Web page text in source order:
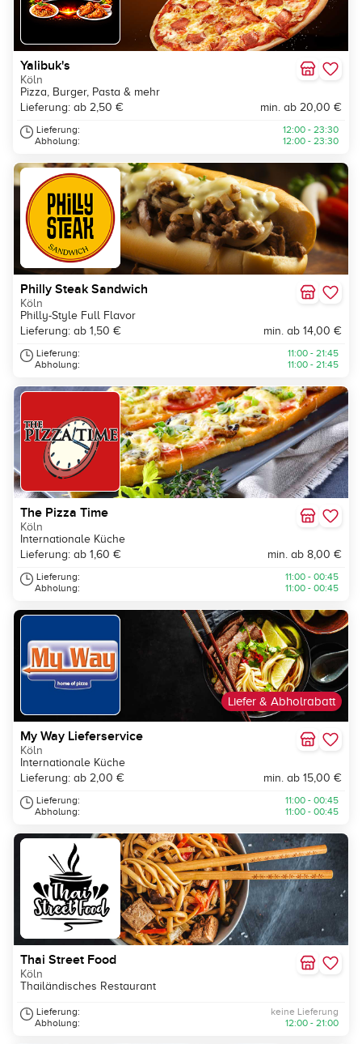
Yalibuk's
Köln
Pizza, Burger, Pasta & mehr
Lieferung: ab 2,50 €
min. ab 20,00 €
Lieferung:
Abholung:
12:00 - 23:30
12:00 - 23:30
Philly Steak Sandwich
Köln
Philly-Style Full Flavor
Lieferung: ab 1,50 €
min. ab 14,00 €
Lieferung:
Abholung:
11:00 - 21:45
11:00 - 21:45
The Pizza Time
Köln
Internationale Küche
Lieferung: ab 1,60 €
min. ab 8,00 €
Lieferung:
Abholung:
11:00 - 00:45
11:00 - 00:45
Liefer & Abholrabatt
My Way Lieferservice
Köln
Internationale Küche
Lieferung: ab 2,00 €
min. ab 15,00 €
Lieferung:
Abholung:
11:00 - 00:45
11:00 - 00:45
Thai Street Food
Köln
Thailändisches Restaurant
Lieferung:
Abholung:
keine Lieferung
12:00 - 21:00